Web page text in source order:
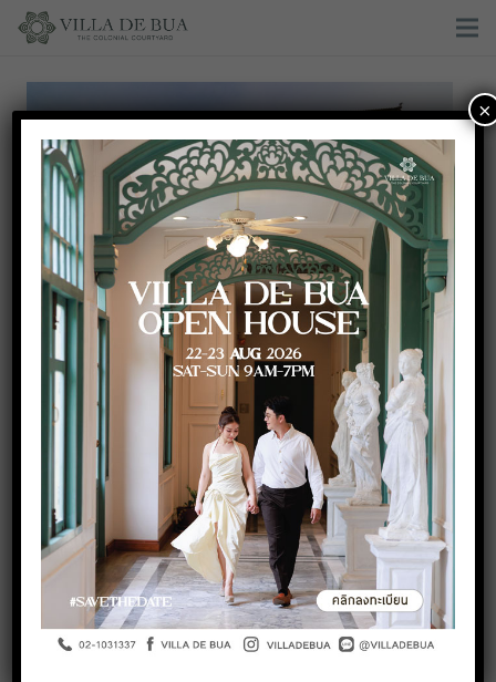
จัดงานแต่งงานในคฤหาสน์โคโลเนียล อบอุ่นโรแมนติก
เหมือนแต่งงานที่บ้าน ณ Villa de Bua
×